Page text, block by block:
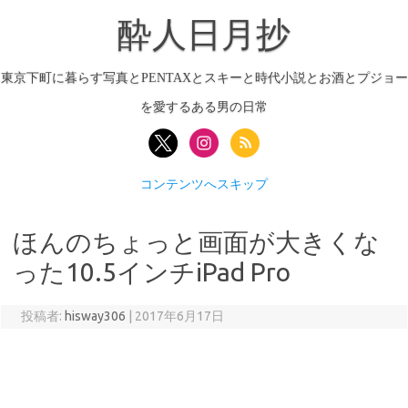
酔人日月抄
東京下町に暮らす写真とPENTAXとスキーと時代小説とお酒とプジョー
を愛するある男の日常
コンテンツへスキップ
ほんのちょっと画面が大きくな
った10.5インチiPad Pro
投稿者: hisway306 2017年6月17日